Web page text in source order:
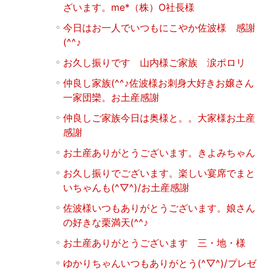
ざいます。me*（株）O社長様
今日はお一人でいつもにこやか佐波様 感謝
(^^♪
お久し振りです 山内様ご家族 涙ポロリ
仲良し家族(^^♪佐波様お刺身大好きお嬢さん
一家団欒。お土産感謝
仲良しご家族今日は奥様と。。大家様お土産
感謝
お土産ありがとうございます。きよみちゃん
お久し振りでございます。楽しい宴席でまと
いちゃんも(^▽^)/お土産感謝
佐波様いつもありがとうございます。娘さん
の好きな栗満天(^^♪
お土産ありがとうございます 三・地・様
ゆかりちゃんいつもありがとう(^▽^)/プレゼ